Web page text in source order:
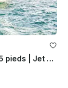
Location de yacht de luxe à Dubaï 55 pieds | Jet ski gratuit | Terrasse spacieuse | Meilleur prix ⚓